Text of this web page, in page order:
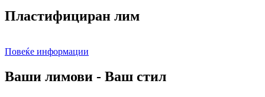
Пластифициран лим
Повеќе информации
Ваши лимови - Ваш стил